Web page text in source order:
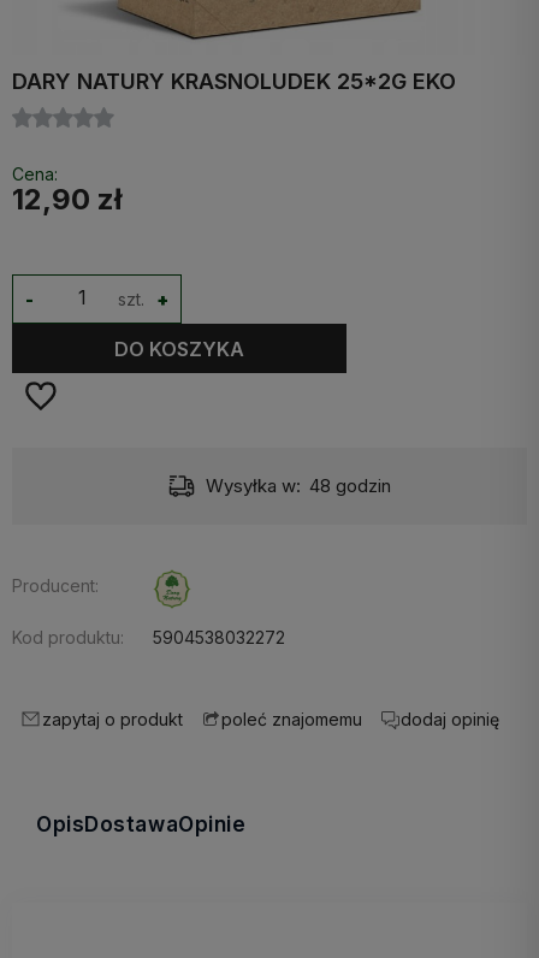
DARY NATURY KRASNOLUDEK 25*2G EKO
Cena:
12,90 zł
szt. +
-
DO KOSZYKA
Wysyłka w: 48 godzin
Producent:
Kod produktu: 5904538032272
zapytaj o produkt poleć znajomemu dodaj opinię
OpisDostawaOpinie